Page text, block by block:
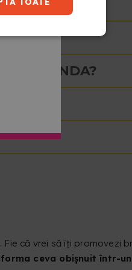
COMANDA?
că vrei să îți promovezi
ceva obișnuit într-